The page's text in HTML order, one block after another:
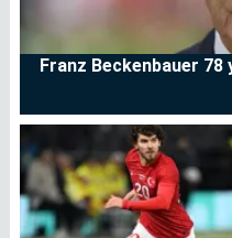
Franz Beckenbauer 78